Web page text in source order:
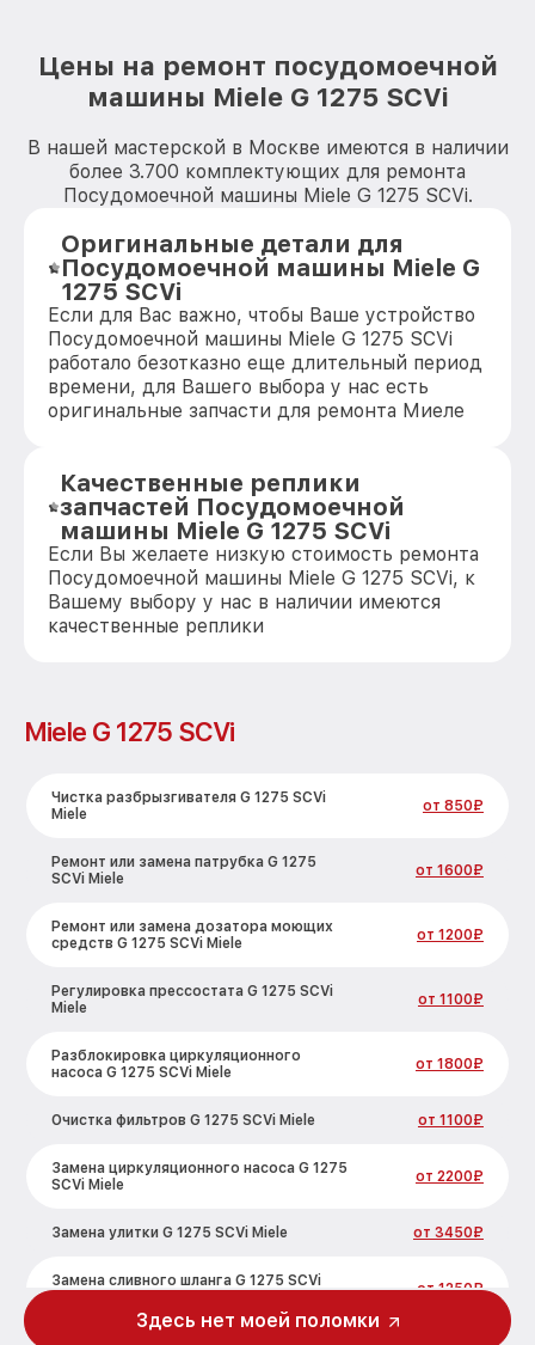
Цены на ремонт посудомоечной
машины Miele G 1275 SCVi
В нашей мастерской в Москве имеются в наличии
более 3.700 комплектующих для ремонта
Посудомоечной машины Miele G 1275 SCVi.
Оригинальные детали для
Посудомоечной машины Miele G
1275 SCVi
Если для Вас важно, чтобы Ваше устройство
Посудомоечной машины Miele G 1275 SCVi
работало безотказно еще длительный период
времени, для Вашего выбора у нас есть
оригинальные запчасти для ремонта Миеле
Качественные реплики
запчастей Посудомоечной
машины Miele G 1275 SCVi
Если Вы желаете низкую стоимость ремонта
Посудомоечной машины Miele G 1275 SCVi, к
Вашему выбору у нас в наличии имеются
качественные реплики
Miele G 1275 SCVi
Чистка разбрызгивателя G 1275 SCVi
Miele
от 850₽
Ремонт или замена патрубка G 1275
SCVi Miele
от 1600₽
Ремонт или замена дозатора моющих
средств G 1275 SCVi Miele
от 1200₽
Регулировка прессостата G 1275 SCVi
Miele
от 1100₽
Разблокировка циркуляционного
насоса G 1275 SCVi Miele
от 1800₽
Очистка фильтров G 1275 SCVi Miele от 1100₽
Замена циркуляционного насоса G 1275
SCVi Miele
от 2200₽
Замена улитки G 1275 SCVi Miele от 3450₽
Замена сливного шланга G 1275 SCVi
от 1250₽
Здесь нет моей поломки